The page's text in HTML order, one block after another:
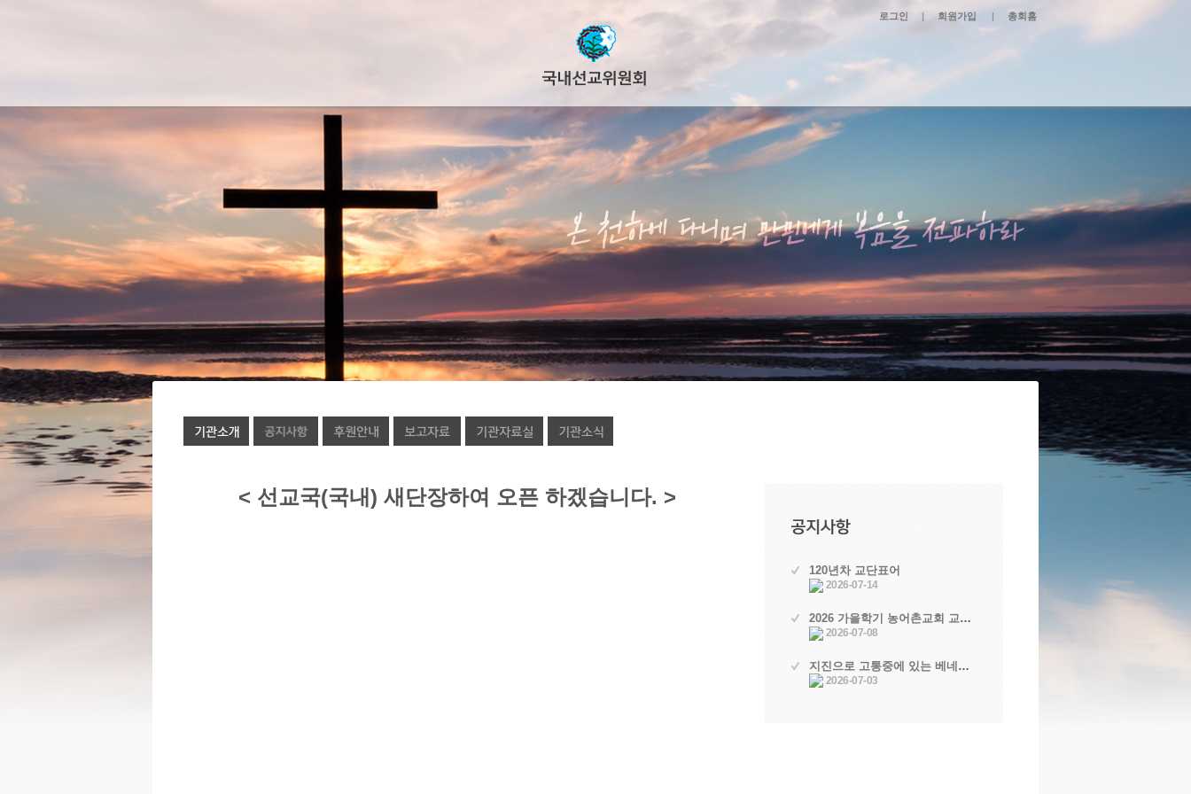
로그인 | 회원가입 | 총회홈
< 선교국(국내) 새단장하여 오픈 하겠습니다. >
120년차 교단표어
2026-07-14
2026 가을학기 농어촌교회 교역자 자녀장학생 선발 공고
2026-07-08
지진으로 고통중에 있는 베네수엘라 국민과 교회를 위한 총회장 위로서신
2026-07-03